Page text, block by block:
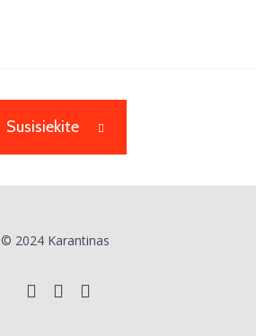
Susisiekite
© 2024 Karantinas